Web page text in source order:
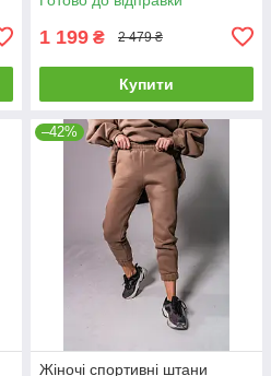
1 199 ₴ 2 479 ₴
Купити
–42%
Жіночі спортивні штани